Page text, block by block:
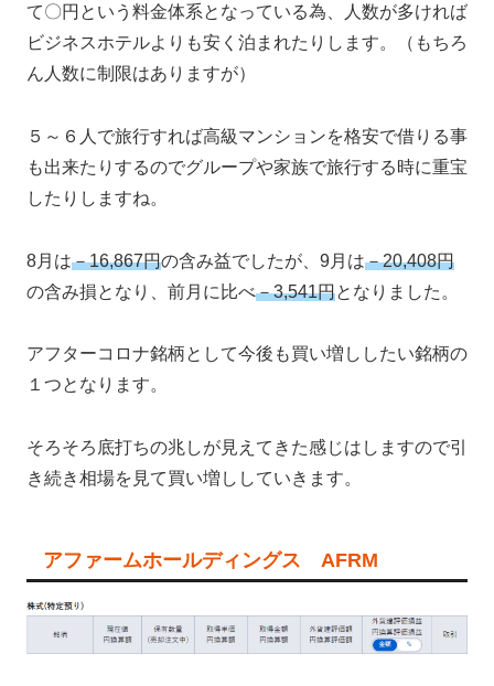
て〇円という料金体系となっている為、人数が多ければ
ビジネスホテルよりも安く泊まれたりします。（もちろ
ん人数に制限はありますが）
５～６人で旅行すれば高級マンションを格安で借りる事
も出来たりするのでグループや家族で旅行する時に重宝
したりしますね。
8月は－16,867円の含み益でしたが、9月は－20,408円
の含み損となり、前月に比べ－3,541円となりました。
アフターコロナ銘柄として今後も買い増ししたい銘柄の
１つとなります。
そろそろ底打ちの兆しが見えてきた感じはしますので引
き続き相場を見て買い増ししていきます。
アファームホールディングス AFRM